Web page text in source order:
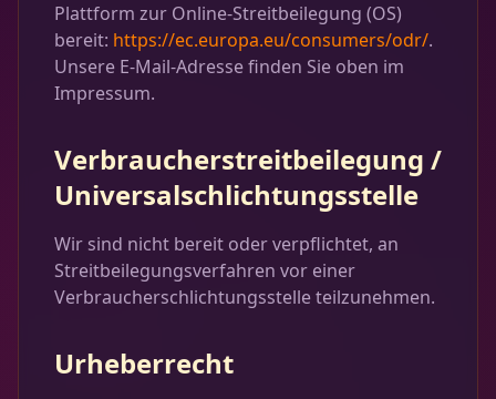
Plattform zur Online-Streitbeilegung (OS)
bereit: https://ec.europa.eu/consumers/odr/.
Unsere E-Mail-Adresse finden Sie oben im
Impressum.
Verbraucherstreitbeilegung /
Universalschlichtungsstelle
Wir sind nicht bereit oder verpflichtet, an
Streitbeilegungsverfahren vor einer
Verbraucherschlichtungsstelle teilzunehmen.
Urheberrecht